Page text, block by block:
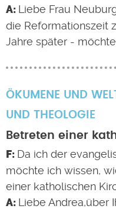
Liebe Frau
die Reformationszeit
Jahre später - möchte…
ÖKUMENE UND
UND THEOLOGIE
Betreten einer
Da ich der
möchte ich wissen,
einer katholischen
Liebe Andrea,über